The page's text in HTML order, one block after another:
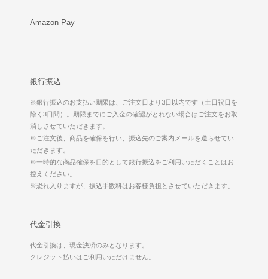
Amazon Pay
銀行振込
※銀行振込のお支払い期限は、ご注文日より3日以内です（土日祝日を
除く3日間）。期限までにご入金の確認がとれない場合はご注文をお取
消しさせていただきます。
※ご注文後、商品を確保を行い、振込先のご案内メールを送らせてい
ただきます。
※一時的な商品確保を目的として銀行振込をご利用いただくことはお
控えください。
※恐れ入りますが、振込手数料はお客様負担とさせていただきます。
代金引換
代金引換は、現金決済のみとなります。
クレジット払いはご利用いただけません。